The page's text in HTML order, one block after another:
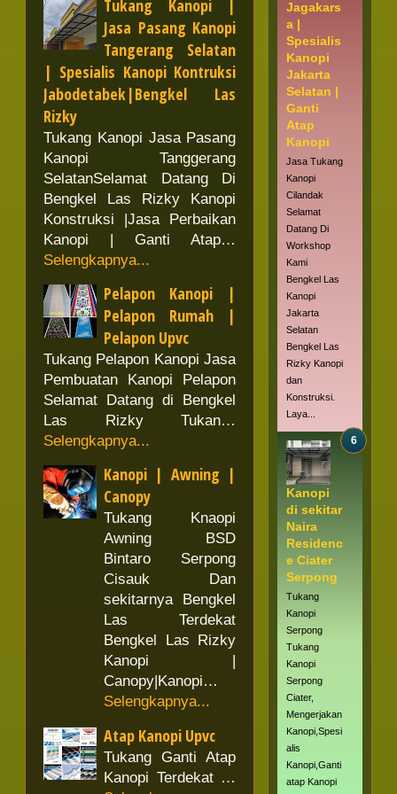
Tukang Kanopi |
Jasa Pasang Kanopi
Tangerang Selatan
| Spesialis Kanopi Kontruksi
Jabodetabek|Bengkel Las
Rizky
Tukang Kanopi Jasa Pasang
Kanopi Tanggerang
SelatanSelamat Datang Di
Bengkel Las Rizky Kanopi
Konstruksi |Jasa Perbaikan
Kanopi | Ganti Atap…
Selengkapnya...
Pelapon Kanopi |
Pelapon Rumah |
Pelapon Upvc
Tukang Pelapon Kanopi Jasa
Pembuatan Kanopi Pelapon
Selamat Datang di Bengkel
Las Rizky Tukan…
Selengkapnya...
Kanopi | Awning |
Canopy
Tukang Knaopi
Awning BSD
Bintaro Serpong
Cisauk Dan
sekitarnya Bengkel
Las Terdekat
Bengkel Las Rizky
Kanopi |
Canopy|Kanopi…
Selengkapnya...
Atap Kanopi Upvc
Tukang Ganti Atap
Kanopi Terdekat …
Jagakars
a |
Spesialis
Kanopi
Jakarta
Selatan |
Ganti
Atap
Kanopi
Jasa Tukang
Kanopi
Cilandak
Selamat
Datang Di
Workshop
Kami
Bengkel Las
Kanopi
Jakarta
Selatan
Bengkel Las
Rizky Kanopi
dan
Konstruksi.
Laya...
Kanopi
di sekitar
Naira
Residenc
e Ciater
Serpong
Tukang
Kanopi
Serpong
Tukang
Kanopi
Serpong
Ciater,
Mengerjakan
Kanopi,Spesi
alis
Kanopi,Ganti
atap Kanopi